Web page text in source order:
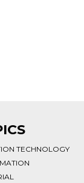
TECHNOLOGY